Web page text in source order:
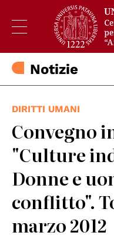
Notizie
DIRITTI UMANI
Convegno
"Culture
Donne e
conflitto".
marzo 2012